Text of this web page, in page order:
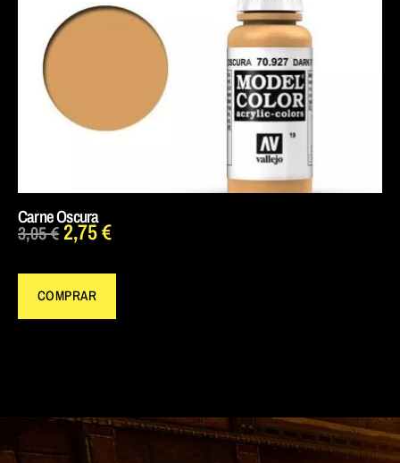
Carne Oscura
3,05€2,75€
COMPRAR